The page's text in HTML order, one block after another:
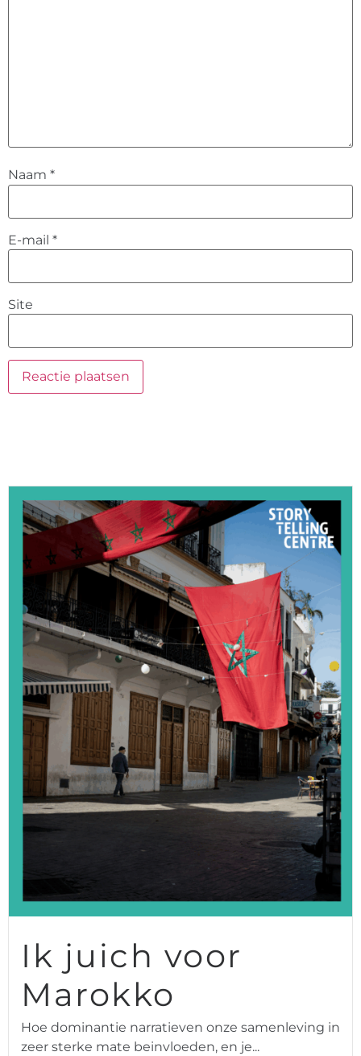
Naam *
E-mail *
Site
Ik juich voor
Marokko
Hoe dominantie narratieven onze samenleving in
zeer sterke mate beinvloeden, en je...